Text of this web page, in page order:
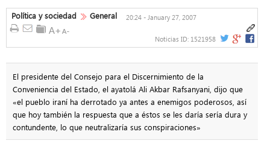
Política y sociedad General 20:24 - January 27, 2007
Noticias ID: 1521958
El presidente del Consejo para el Discernimiento de la
Conveniencia del Estado, el ayatolá Ali Akbar Rafsanyani, dijo que
«el pueblo iraní ha derrotado ya antes a enemigos poderosos, así
que hoy también la respuesta que a éstos se les daría sería dura y
contundente, lo que neutralizaría sus conspiraciones»